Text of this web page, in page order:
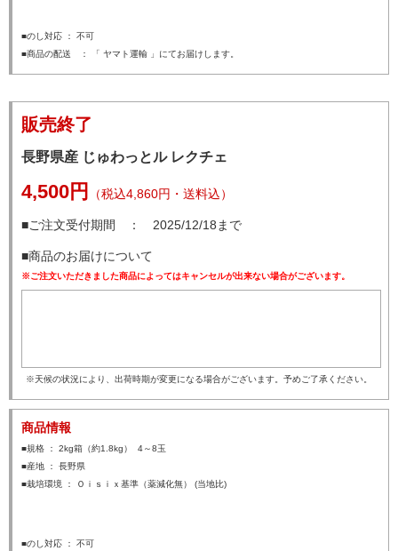
■のし対応 ： 不可
■商品の配送 ： 「 ヤマト運輸 」にてお届けします。
販売終了
長野県産 じゅわっとル レクチェ
4,500円 （税込4,860円・送料込）
■ご注文受付期間 ： 2025/12/18まで
■商品のお届けについて
※ご注文いただきました商品によってはキャンセルが出来ない場合がございます。
※天候の状況により、出荷時期が変更になる場合がございます。予めご了承ください。
商品情報
■規格 ： 2kg箱（約1.8kg） 4～8玉
■産地 ： 長野県
■栽培環境 ： Ｏｉｓｉｘ基準（薬減化無） (当地比)
■のし対応 ： 不可